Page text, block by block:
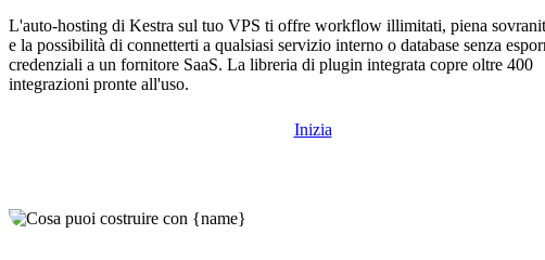
L'auto-hosting di Kestra sul tuo VPS ti offre workflow illimitati, piena
e la possibilità di connetterti a qualsiasi servizio interno o database senza
credenziali a un fornitore SaaS. La libreria di plugin integrata copre oltre 400
integrazioni pronte all'uso.
Inizia